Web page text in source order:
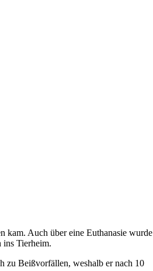
kam. Auch über eine Euthanasie wurde
ins Tierheim.
zu Beißvorfällen, weshalb er nach 10